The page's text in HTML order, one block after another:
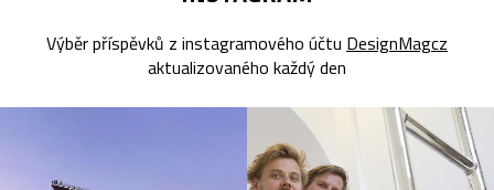
Výběr příspěvků z instagramového účtu DesignMagcz
aktualizovaného každý den